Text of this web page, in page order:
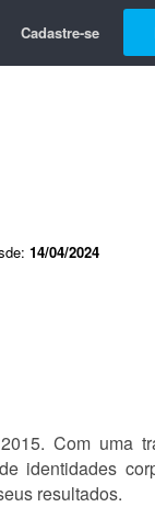
Cadastre-se
14/04/2024
Com uma
identidades
resultados.